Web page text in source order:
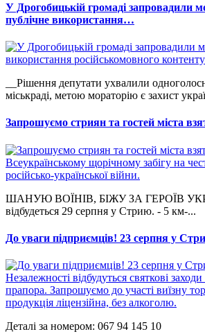
У Дрогобицькій громаді запровадили
публічне використання…
__Рішення депутати ухвалили
міськраді, метою мораторію є захист
Запрошуємо стриян та гостей міста
ШАНУЮ ВОЇНІВ, БІЖУ ЗА ГЕРОЇВ
відбудеться 29 серпня у Стрию. - 5 км-...
До уваги підприємців! 23 серпня у
Деталі за номером: 067 94 145 10